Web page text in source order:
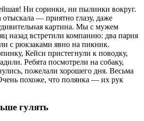
Ни соринки, ни пылинки вокруг.
— приятно глазу, даже
картина. Мы с мужем
назад встретили компанию: два парня
с рюкзаками явно на пикник.
Кейси пристегнули к поводку,
Ребята посмотрели на собаку,
пожелали хорошего дня. Весьма
похоже, что полянка — их рук
гулять